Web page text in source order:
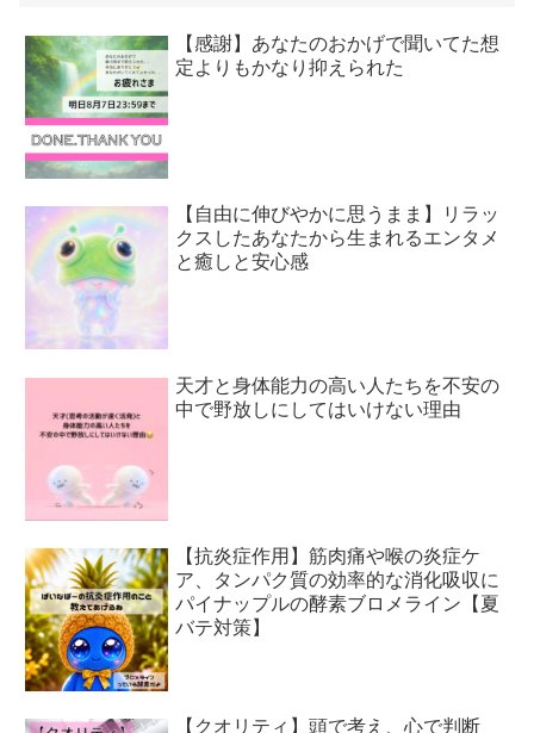
【感謝】あなたのおかげで聞いてた想
定よりもかなり抑えられた
【自由に伸びやかに思うまま】リラッ
クスしたあなたから生まれるエンタメ
と癒しと安心感
天才と身体能力の高い人たちを不安の
中で野放しにしてはいけない理由
【抗炎症作用】筋肉痛や喉の炎症ケ
ア、タンパク質の効率的な消化吸収に
パイナップルの酵素ブロメライン【夏
バテ対策】
【クオリティ】頭で考え、心で判断